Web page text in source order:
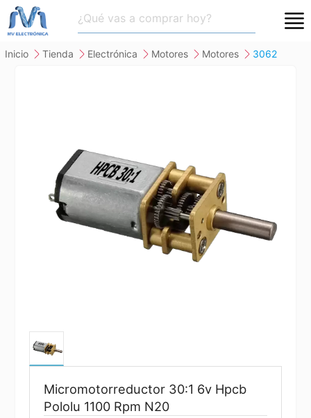
inicio tienda electrónica motores motores 3062
Micromotorreductor 30:1 6v Hpcb
Pololu 1100 Rpm N20